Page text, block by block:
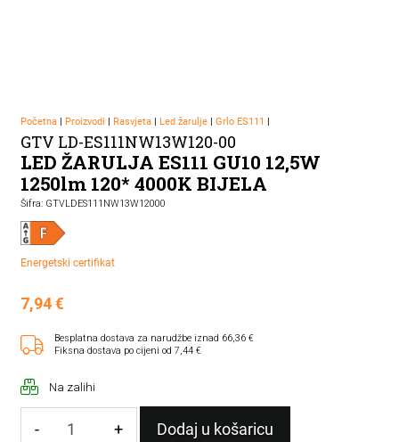
Početna| Proizvodi | Rasvjeta| Led žarulje| Grlo ES111 |
GTV LD-ES111NW13W120-00
LED ŽARULJA ES111 GU10 12,5W
1250lm 120* 4000K BIJELA
Šifra: GTVLDES111NW13W12000
Energetski certifikat
7,94€
Besplatna dostava za narudžbe iznad 66,36 €
Fiksna dostava po cijeni od 7,44 €
Na zalihi
- + Dodaj u košaricu